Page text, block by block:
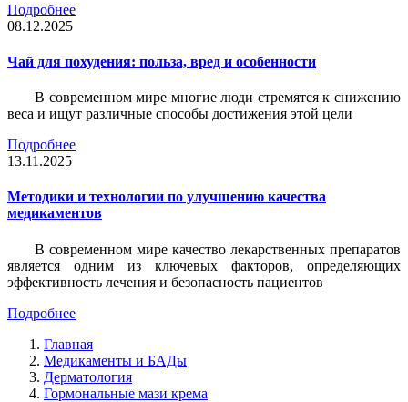
Подробнее
08.12.2025
Чай для похудения: польза, вред и особенности
В современном мире многие люди стремятся к снижению
веса и ищут различные способы достижения этой цели
Подробнее
13.11.2025
Методики и технологии по улучшению качества
медикаментов
В современном мире качество лекарственных препаратов
является одним из ключевых факторов, определяющих
эффективность лечения и безопасность пациентов
Подробнее
Главная
Медикаменты и БАДы
Дерматология
Гормональные мази крема